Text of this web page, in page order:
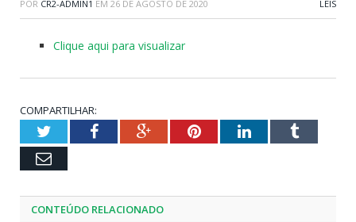
POR CR2-ADMIN1 EM 26 DE AGOSTO DE 2020 LEIS
Clique aqui para visualizar
COMPARTILHAR:
TwitterFacebookGoogle+PinterestLinkedInTumblr
Email
CONTEÚDO RELACIONADO